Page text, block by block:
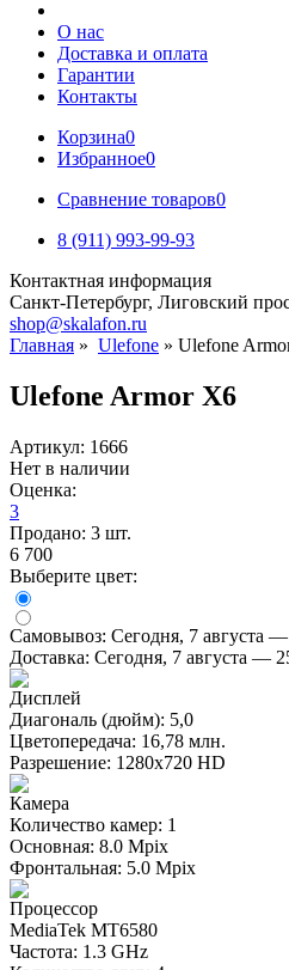
О нас
Доставка и оплата
Гарантии
Контакты
Корзина0
Избранное0
Сравнение товаров0
8 (911) 993-99-93
Контактная информация
Санкт-Петербург, Лиговский
shop@skalafon.ru
Главная » Ulefone » Ulefone
Ulefone Armor X6
Артикул: 1666
Нет в наличии
Оценка:
3
Продано: 3 шт.
6 700
Выберите цвет:
Самовывоз: Сегодня, 7 августа
Доставка: Сегодня, 7 августа —
Дисплей
Диагональ (дюйм): 5,0
Цветопередача: 16,78 млн.
Разрешение: 1280х720 HD
Камера
Количество камер: 1
Основная: 8.0 Mpix
Фронтальная: 5.0 Mpix
Процессор
MediaTek MT6580
Частота: 1.3 GHz